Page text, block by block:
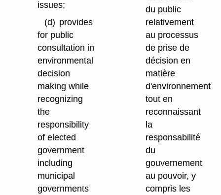
issues;
(d) provides
for public
consultation in
environmental
decision
making while
recognizing
the
responsibility
of elected
government
including
municipal
governments
du public
relativement
au processus
de prise de
décision en
matière
d'environnement
tout en
reconnaissant
la
responsabilité
du
gouvernement
au pouvoir, y
compris les